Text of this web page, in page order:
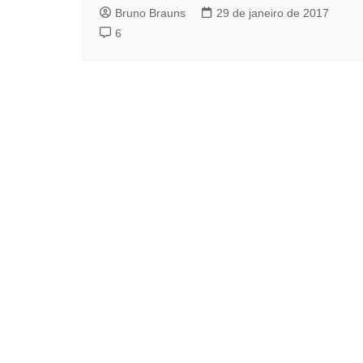
Bruno Brauns
29 de janeiro de 2017
6